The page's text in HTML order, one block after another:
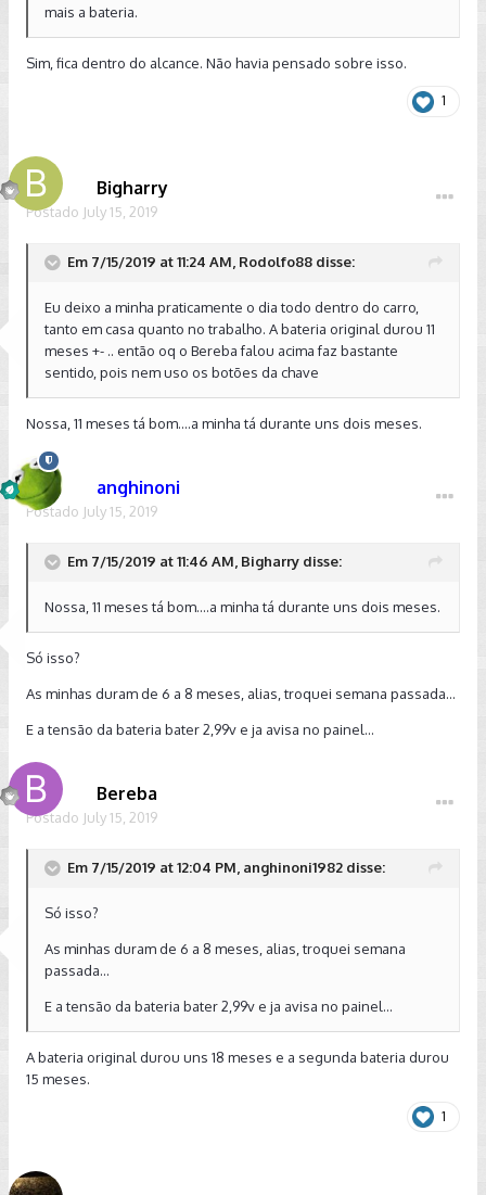
mais a bateria.
Sim, fica dentro do alcance. Não havia pensado sobre isso.
1
Bigharry
Postado July 15, 2019
Em 7/15/2019 at 11:24 AM, Rodolfo88 disse:
Eu deixo a minha praticamente o dia todo dentro do carro,
tanto em casa quanto no trabalho. A bateria original durou 11
meses +- .. então oq o Bereba falou acima faz bastante
sentido, pois nem uso os botões da chave
Nossa, 11 meses tá bom....a minha tá durante uns dois meses.
anghinoni
Postado July 15, 2019
Em 7/15/2019 at 11:46 AM, Bigharry disse:
Nossa, 11 meses tá bom....a minha tá durante uns dois meses.
Só isso?
As minhas duram de 6 a 8 meses, alias, troquei semana passada...
E a tensão da bateria bater 2,99v e ja avisa no painel...
Bereba
Postado July 15, 2019
Em 7/15/2019 at 12:04 PM, anghinoni1982 disse:
Só isso?
As minhas duram de 6 a 8 meses, alias, troquei semana
passada...
E a tensão da bateria bater 2,99v e ja avisa no painel...
A bateria original durou uns 18 meses e a segunda bateria durou
15 meses.
1